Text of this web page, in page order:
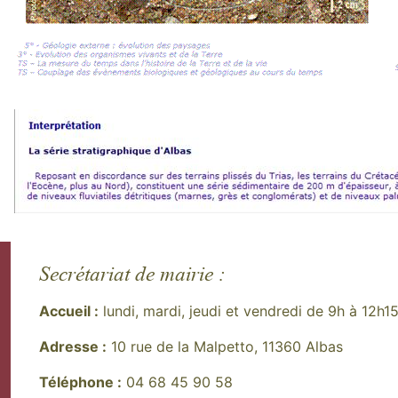
Secrétariat de mairie :
Accueil : lundi, mardi, jeudi et vendredi de 9h à 12h15
Adresse : 10 rue de la Malpetto, 11360 Albas
Téléphone : 04 68 45 90 58